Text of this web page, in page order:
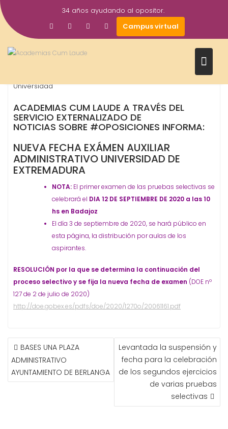
Saltar
al
contenido
34 años ayudando al opositor.
Campus virtual
Jul
2020
Gestor AcademiasCumLaude
OPOSICIONES - ESPECIALIDADES,
Universidad
ACADEMIAS CUM LAUDE A TRAVÉS DEL
SERVICIO EXTERNALIZADO DE
NOTICIAS SOBRE #OPOSICIONES INFORMA:
NUEVA FECHA EXÁMEN AUXILIAR
ADMINISTRATIVO UNIVERSIDAD DE
EXTREMADURA
NOTA: El primer examen de las pruebas selectivas se
celebrará el DIA 12 DE SEPTIEMBRE DE 2020 a las 10
hs en Badajoz
El día 3 de septiembre de 2020, se hará público en
esta página, la distribución por aulas de los
aspirantes.
RESOLUCIÓN por la que se determina la continuación del
proceso selectivo y se fija la nueva fecha de examen (DOE nº
127 de 2 de julio de 2020)
http://doe.gobex.es/pdfs/doe/2020/1270o/20061161.pdf
NAVEGACIÓN
DE
ENTRADAS
BASES UNA PLAZA
ADMINISTRATIVO
AYUNTAMIENTO DE BERLANGA
Levantada la suspensión y
fecha para la celebración
de los segundos ejercicios
de varias pruebas
selectivas